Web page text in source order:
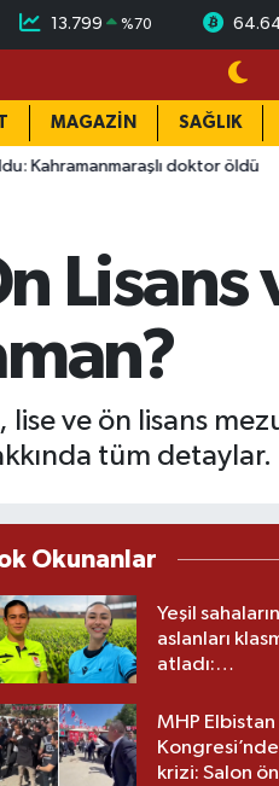
13.799 %70
MAGAZİN SAĞLIK
doktor öldü 15:48
Lisans
ve ön lisans
tüm detaylar.
Okunanlar
Yeşil
aslanları
atladı:
üst lige iki
MHP Elbistan
krizi: Salon